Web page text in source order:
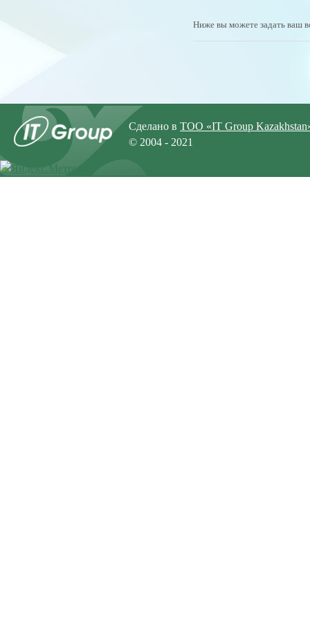
Ниже вы можете задать ваш
Сделано в ТОО «IT Group
© 2004 - 2021